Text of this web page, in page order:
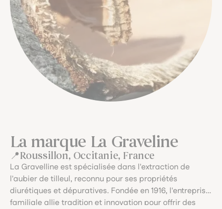
La marque La Graveline
Roussillon, Occitanie, France
La Gravelline est spécialisée dans l'extraction de
l'aubier de tilleul, reconnu pour ses propriétés
diurétiques et dépuratives. Fondée en 1916, l'entreprise
familiale allie tradition et innovation pour offrir des